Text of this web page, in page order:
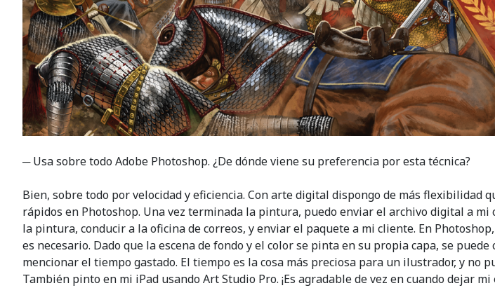
─ Usa sobre todo Adobe Photoshop. ¿De dónde viene su preferencia por esta técnica?
Bien, sobre todo por velocidad y eficiencia. Con arte digital dispongo de más flexibilidad
rápidos en Photoshop. Una vez terminada la pintura, puedo enviar el archivo digital a
la pintura, conducir a la oficina de correos, y enviar el paquete a mi cliente. En
es necesario. Dado que la escena de fondo y el color se pinta en su propia capa, se
mencionar el tiempo gastado. El tiempo es la cosa más preciosa para un ilustrador, y no
También pinto en mi iPad usando Art Studio Pro. ¡Es agradable de vez en cuando dejar